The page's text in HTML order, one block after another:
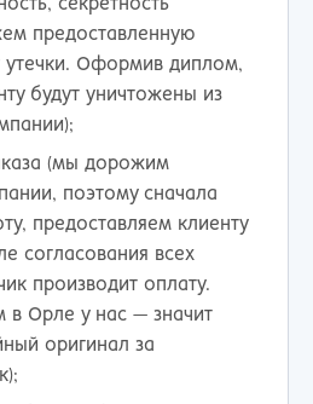
секретность
предоставленную
Оформив диплом,
будут уничтожены из
(мы дорожим
поэтому сначала
предоставляем клиенту
согласования всех
производит оплату.
в Орле у нас — значит
оригинал за